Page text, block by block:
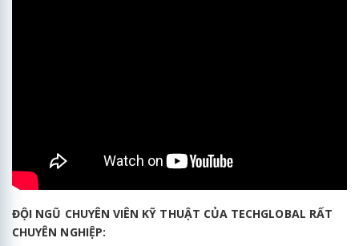
ĐỘI NGŨ CHUYÊN VIÊN KỸ THUẬT CỦA TECHGLOBAL RẤT
CHUYÊN NGHIỆP: